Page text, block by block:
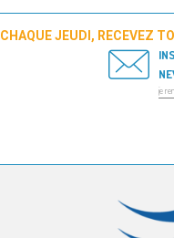
CHAQUE JEUDI, RECEVEZ